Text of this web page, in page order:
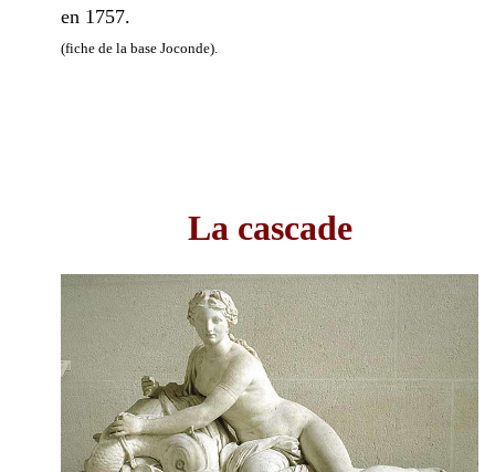
en 1757.
(fiche de la base Joconde).
La cascade